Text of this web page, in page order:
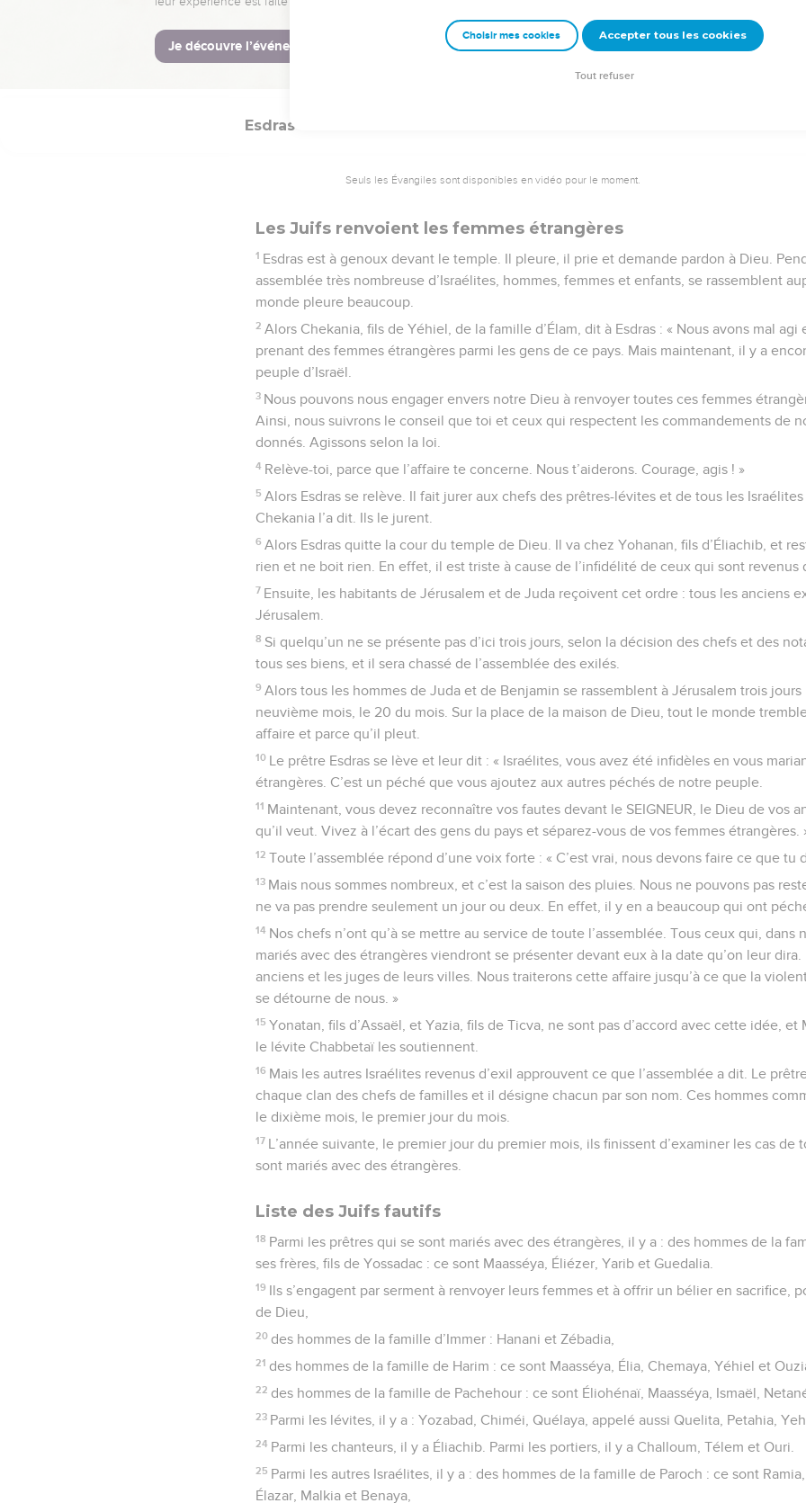
© Société biblique française – Bibli’O, 2000, avec autorisation. Pour vous procurer une Bible imprimée, rendez-
Esdras
Seuls les Évangiles sont disponibles en vidéo pour le moment.
Les Juifs renvoient les femmes étrangères
1 Esdras est à genoux devant le temple. Il pleure, il prie et demande pardon à Dieu.
assemblée très nombreuse d’Israélites, hommes, femmes et enfants, se rassemblent
monde pleure beaucoup.
2 Alors Chekania, fils de Yéhiel, de la famille d’Élam, dit à Esdras : « Nous avons mal
prenant des femmes étrangères parmi les gens de ce pays. Mais maintenant, il y a
peuple d’Israël.
3 Nous pouvons nous engager envers notre Dieu à renvoyer toutes ces femmes
Ainsi, nous suivrons le conseil que toi et ceux qui respectent les commandements de
donnés. Agissons selon la loi.
4 Relève-toi, parce que l’affaire te concerne. Nous t’aiderons. Courage, agis ! »
5 Alors Esdras se relève. Il fait jurer aux chefs des prêtres-lévites et de tous les Israélites
Chekania l’a dit. Ils le jurent.
6 Alors Esdras quitte la cour du temple de Dieu. Il va chez Yohanan, fils d’Éliachib, et
rien et ne boit rien. En effet, il est triste à cause de l’infidélité de ceux qui sont revenus
7 Ensuite, les habitants de Jérusalem et de Juda reçoivent cet ordre : tous les anciens
Jérusalem.
8 Si quelqu’un ne se présente pas d’ici trois jours, selon la décision des chefs et des
tous ses biens, et il sera chassé de l’assemblée des exilés.
9 Alors tous les hommes de Juda et de Benjamin se rassemblent à Jérusalem trois jours
neuvième mois, le 20 du mois. Sur la place de la maison de Dieu, tout le monde
affaire et parce qu’il pleut.
10 Le prêtre Esdras se lève et leur dit : « Israélites, vous avez été infidèles en vous
étrangères. C’est un péché que vous ajoutez aux autres péchés de notre peuple.
11 Maintenant, vous devez reconnaître vos fautes devant le SEIGNEUR, le Dieu de vos
qu’il veut. Vivez à l’écart des gens du pays et séparez-vous de vos femmes étrangères.
12 Toute l’assemblée répond d’une voix forte : « C’est vrai, nous devons faire ce que tu
13 Mais nous sommes nombreux, et c’est la saison des pluies. Nous ne pouvons pas
ne va pas prendre seulement un jour ou deux. En effet, il y en a beaucoup qui ont
14 Nos chefs n’ont qu’à se mettre au service de toute l’assemblée. Tous ceux qui, dans
mariés avec des étrangères viendront se présenter devant eux à la date qu’on leur
anciens et les juges de leurs villes. Nous traiterons cette affaire jusqu’à ce que la
se détourne de nous. »
15 Yonatan, fils d’Assaël, et Yazia, fils de Ticva, ne sont pas d’accord avec cette idée,
le lévite Chabbetaï les soutiennent.
16 Mais les autres Israélites revenus d’exil approuvent ce que l’assemblée a dit. Le
chaque clan des chefs de familles et il désigne chacun par son nom. Ces hommes
le dixième mois, le premier jour du mois.
17 L’année suivante, le premier jour du premier mois, ils finissent d’examiner les cas de
sont mariés avec des étrangères.
Liste des Juifs fautifs
18 Parmi les prêtres qui se sont mariés avec des étrangères, il y a : des hommes de la
ses frères, fils de Yossadac : ce sont Maasséya, Éliézer, Yarib et Guedalia.
19 Ils s’engagent par serment à renvoyer leurs femmes et à offrir un bélier en sacrifice,
de Dieu,
20 des hommes de la famille d’Immer : Hanani et Zébadia,
21 des hommes de la famille de Harim : ce sont Maasséya, Élia, Chemaya, Yéhiel et
22 des hommes de la famille de Pachehour : ce sont Éliohénaï, Maasséya, Ismaël,
23 Parmi les lévites, il y a : Yozabad, Chiméi, Quélaya, appelé aussi Quelita, Petahia,
24 Parmi les chanteurs, il y a Éliachib. Parmi les portiers, il y a Challoum, Télem et Ouri.
25 Parmi les autres Israélites, il y a : des hommes de la famille de Paroch : ce sont
Élazar, Malkia et Benaya,
Choisir mes cookies Accepter tous les cookies
Tout refuser